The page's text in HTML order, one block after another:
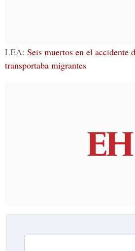
LEA: Seis muertos en el accidente
transportaba migrantes